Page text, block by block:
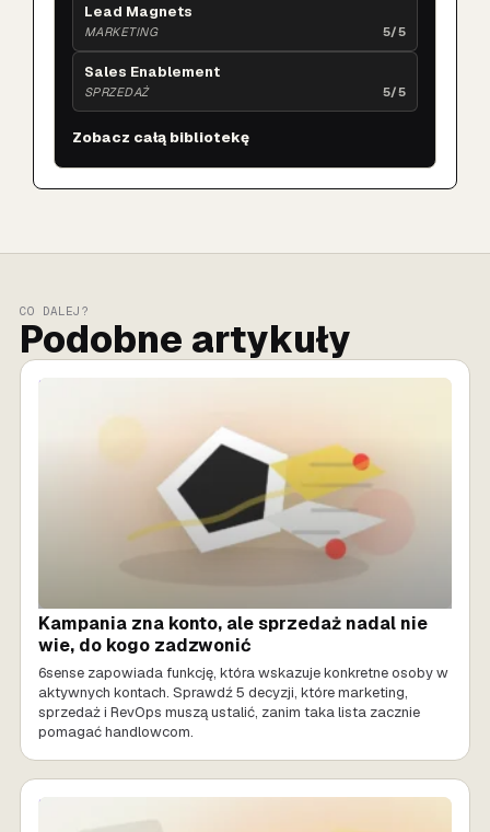
Lead Magnets
MARKETING 5/5
Sales Enablement
SPRZEDAŻ 5/5
Zobacz całą bibliotekę
CO DALEJ?
Podobne artykuły
SPRZEDAŻ AI
Kampania zna konto, ale sprzedaż nadal nie
wie, do kogo zadzwonić
6sense zapowiada funkcję, która wskazuje konkretne osoby w
aktywnych kontach. Sprawdź 5 decyzji, które marketing,
sprzedaż i RevOps muszą ustalić, zanim taka lista zacznie
pomagać handlowcom.
SPRZEDAŻ AI